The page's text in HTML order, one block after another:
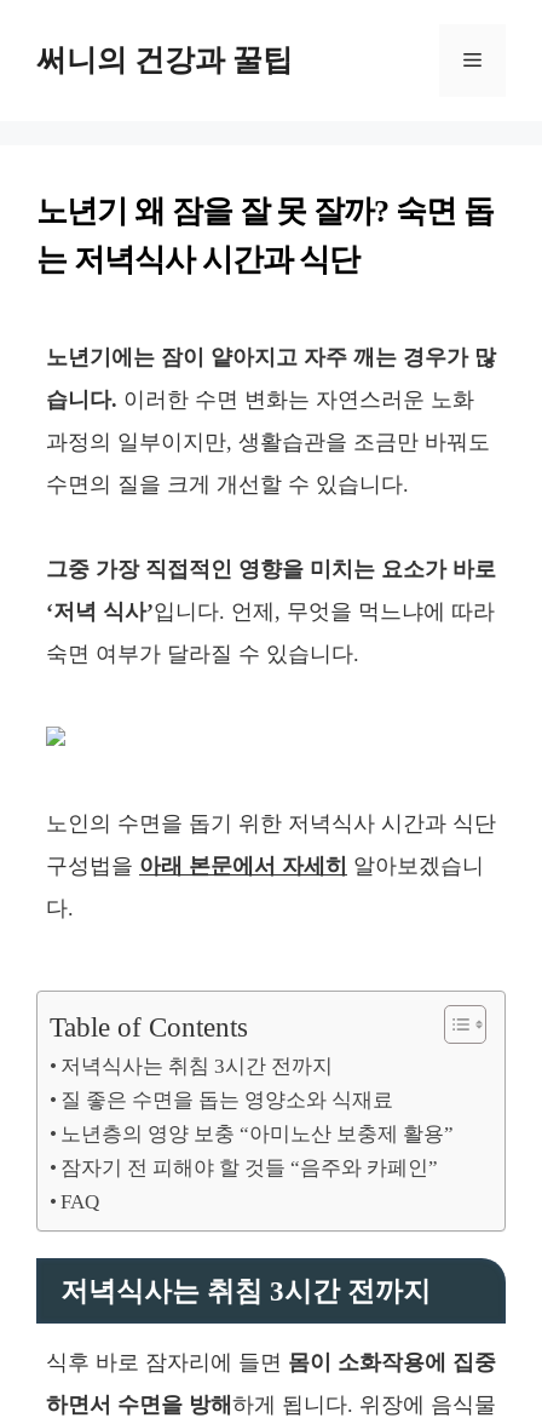
써니의 건강과 꿀팁 메
노년기 왜 잠을 잘 못 잘까? 숙면 돕
는 저녁식사 시간과 식단
노년기에는 잠이 얕아지고 자주 깨는 경우가 많
습니다. 이러한 수면 변화는 자연스러운 노화
과정의 일부이지만, 생활습관을 조금만 바꿔도
수면의 질을 크게 개선할 수 있습니다.
그중 가장 직접적인 영향을 미치는 요소가 바로
‘저녁 식사’입니다. 언제, 무엇을 먹느냐에 따라
숙면 여부가 달라질 수 있습니다.
노인의 수면을 돕기 위한 저녁식사 시간과 식단
구성법을 아래 본문에서 자세히 알아보겠습니
다.
Table of Contents
저녁식사는 취침 3시간 전까지
질 좋은 수면을 돕는 영양소와 식재료
노년층의 영양 보충 “아미노산 보충제 활용”
잠자기 전 피해야 할 것들 “음주와 카페인”
FAQ
저녁식사는 취침 3시간 전까지
식후 바로 잠자리에 들면 몸이 소화작용에 집중
하면서 수면을 방해 하게 됩니다. 위장에 음식물